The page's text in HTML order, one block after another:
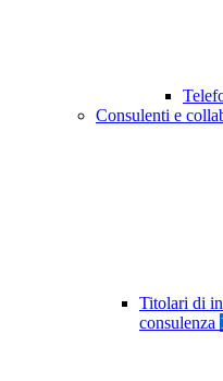
Consulenti e
Titolari di
consulenza